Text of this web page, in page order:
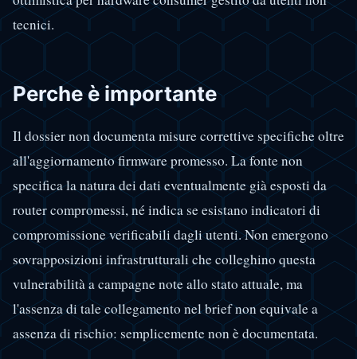
tecnici.
Perche è importante
Il dossier non documenta misure correttive specifiche oltre
all'aggiornamento firmware promesso. La fonte non
specifica la natura dei dati eventualmente già esposti da
router compromessi, né indica se esistano indicatori di
compromissione verificabili dagli utenti. Non emergono
sovrapposizioni infrastrutturali che colleghino questa
vulnerabilità a campagne note allo stato attuale, ma
l'assenza di tale collegamento nel brief non equivale a
assenza di rischio: semplicemente non è documentata.